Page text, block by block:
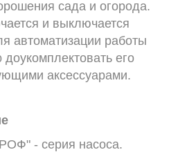
сада и огорода.
и выключается
автоматизации работы
его
аксессуарами.
- серия насоса.